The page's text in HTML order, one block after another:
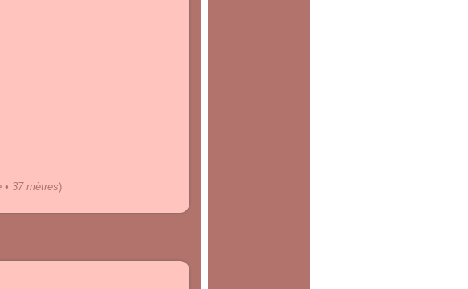
• 37 mètres)